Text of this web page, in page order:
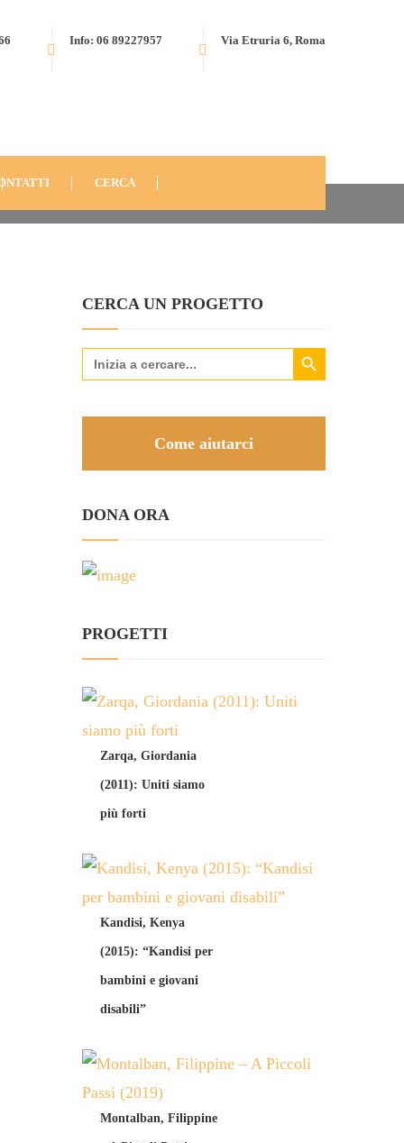
Via Etruria 6, Roma
Info: 06 89227957
CERCA
CERCA UN PROGETTO
Search
for:
Search Button
Come aiutarci
DONA ORA
PROGETTI
Zarqa, Giordania
(2011): Uniti siamo
più forti
Kandisi, Kenya
(2015): “Kandisi per
bambini e giovani
disabili”
Montalban, Filippine